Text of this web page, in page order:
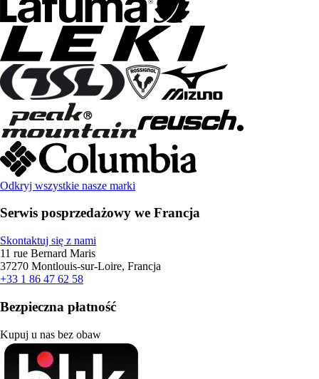
Odkryj wszystkie nasze marki
Serwis posprzedażowy we Francja
Skontaktuj się z nami
11 rue Bernard Maris
37270 Montlouis-sur-Loire, Francja
+33 1 86 47 62 58
Bezpieczna płatność
Kupuj u nas bez obaw